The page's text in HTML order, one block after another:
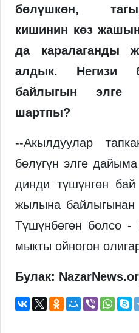
бөлүшкөн,
кишинин көз
да каралаганды
алдык. Негизи
байлыгын элге
шартпы?
--Акылдуулар
бөлүгүн элге
динди түшүнгөн
жылына байлыгынан
Түшүнбөгөн болсо -
мыкты ойногон
Булак: